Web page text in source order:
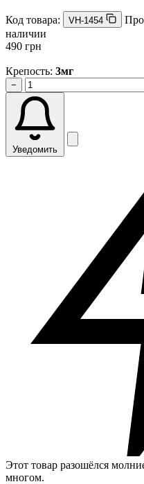
Код товара: VH-1454
наличии
490 грн
Крепость: 3мг
−
Уведомить
Этот товар разошёлся
многом.